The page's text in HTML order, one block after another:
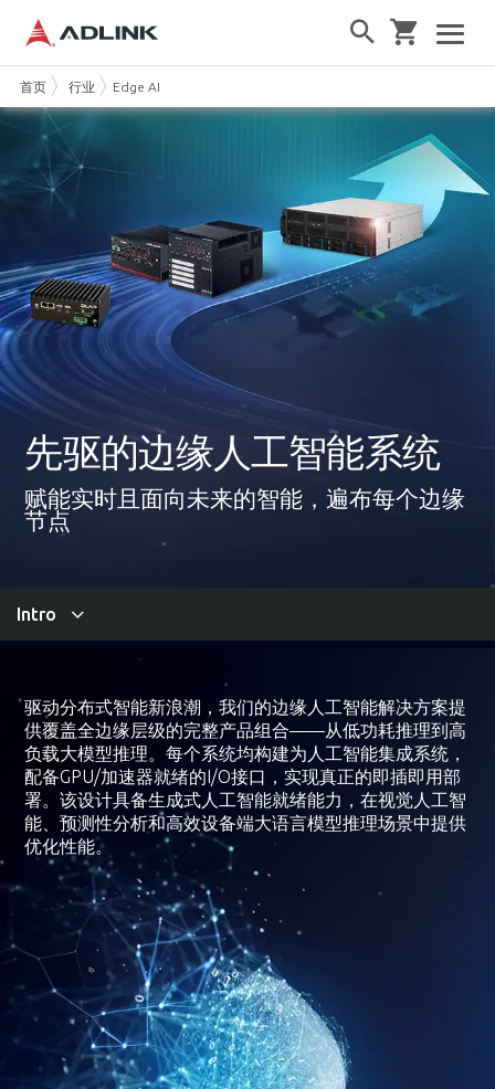
首页 行业 Edge AI
先驱的边缘人工智能系统
赋能实时且面向未来的智能，遍布每个边缘
节点
Intro
驱动分布式智能新浪潮，我们的边缘人工智能解决方案提
供覆盖全边缘层级的完整产品组合——从低功耗推理到高
负载大模型推理。每个系统均构建为人工智能集成系统，
配备GPU/加速器就绪的I/O接口，实现真正的即插即用部
署。该设计具备生成式人工智能就绪能力，在视觉人工智
能、预测性分析和高效设备端大语言模型推理场景中提供
优化性能。